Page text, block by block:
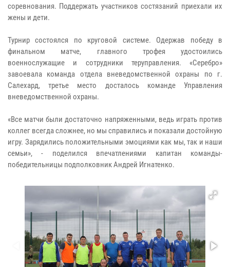
соревнования. Поддержать участников состязаний приехали их
жены и дети.
Турнир состоялся по круговой системе. Одержав победу в
финальном матче, главного трофея удостоились
военнослужащие и сотрудники теруправления. «Серебро»
завоевала команда отдела вневедомственной охраны по г.
Салехард, третье место досталось команде Управления
вневедомственной охраны.
«Все матчи были достаточно напряженными, ведь играть против
коллег всегда сложнее, но мы справились и показали достойную
игру. Зарядились положительными эмоциями как мы, так и наши
семьи», - поделился впечатлениями капитан команды-
победительницы подполковник Андрей Игнатенко.